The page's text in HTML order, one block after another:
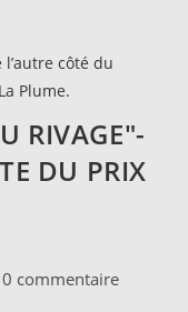
RIVAGE"-
DU PRIX
0 commentaire